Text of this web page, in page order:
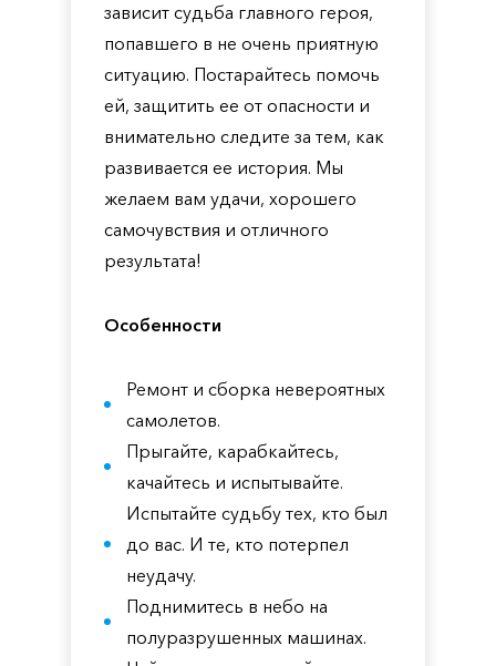
зависит судьба главного героя,
попавшего в не очень приятную
ситуацию. Постарайтесь помочь
ей, защитить ее от опасности и
внимательно следите за тем, как
развивается ее история. Мы
желаем вам удачи, хорошего
самочувствия и отличного
результата!
Особенности
Ремонт и сборка невероятных
самолетов.
Прыгайте, карабкайтесь,
качайтесь и испытывайте.
Испытайте судьбу тех, кто был
до вас. И те, кто потерпел
неудачу.
Поднимитесь в небо на
полуразрушенных машинах.